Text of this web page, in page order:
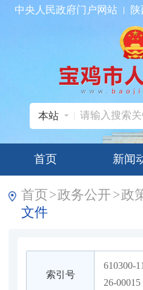
中央人民政府门户网站
本站
首页 新闻
首页>政务公开 >政
文件
索引号
610300-
26-00015